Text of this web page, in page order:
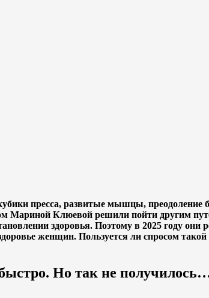
пресса, развитые мышцы, преодоление
Мариной Клюевой решили пойти другим
здоровья. Поэтому в 2025 году
женщин. Пользуется ли спросом
Но так не